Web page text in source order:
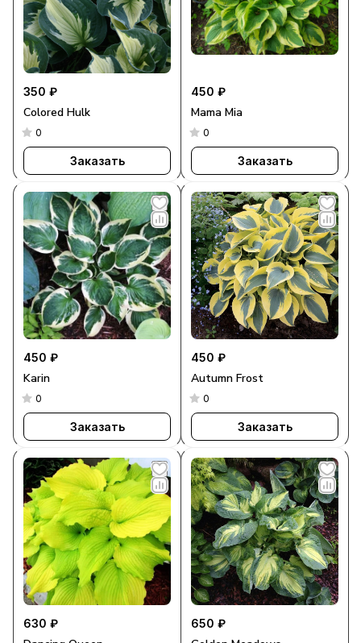
350 ₽
Colored Hulk
0
Заказать
450 ₽
Mama Mia
0
Заказать
450 ₽
Karin
0
Заказать
450 ₽
Autumn Frost
0
Заказать
630 ₽ 650 ₽